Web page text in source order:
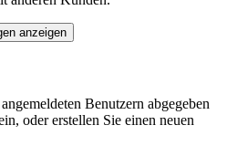
anzeigen
Benutzern abgegeben
oder erstellen Sie einen neuen